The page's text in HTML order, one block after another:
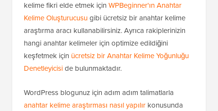
kelime fikri elde etmek için WPBeginner'ın Anahtar
Kelime Oluşturucusugibi ücretsiz bir anahtar kelime
araştırma aracı kullanabilirsiniz. Ayrıca rakiplerinizin
hangi anahtar kelimeler için optimize edildiğini
keşfetmek için ücretsiz bir Anahtar Kelime Yoğunluğu
Denetleyiciside bulunmaktadır.
WordPress blogunuz için adım adım talimatlarla
anahtar kelime araştırması nasıl yapılır konusunda